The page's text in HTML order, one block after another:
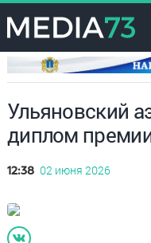
Ульяновский
диплом
12:38 02 июня 2026